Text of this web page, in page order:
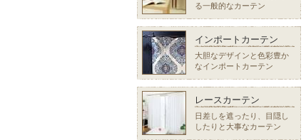
る一般的なカーテン
インポートカーテン
大胆なデザインと色彩豊か
なインポートカーテン
レースカーテン
日差しを遮ったり、目隠し
したりと大事なカーテン